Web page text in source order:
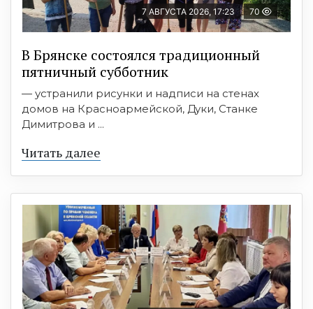
7 АВГУСТА 2026, 17:23 70
В Брянске состоялся традиционный
пятничный субботник
— устранили рисунки и надписи на стенах
домов на Красноармейской, Дуки, Станке
Димитрова и ...
Читать далее